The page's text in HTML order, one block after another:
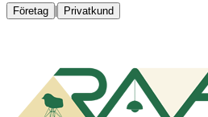
Företag | Privatkund